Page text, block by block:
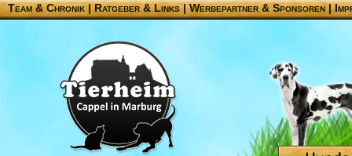
Team & Chronik |Ratgeber & Links|Werbepartner & Sponsoren|